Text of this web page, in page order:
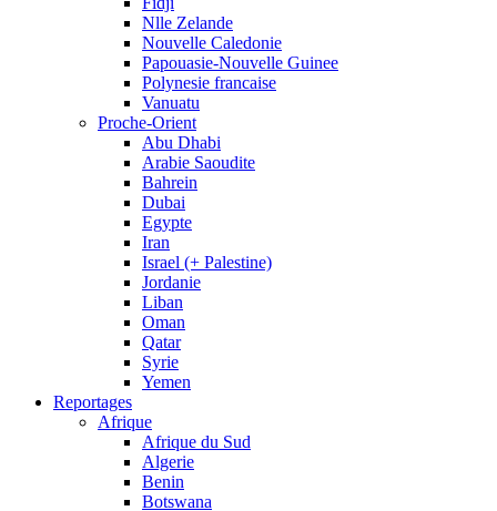
Nlle Zelande
Nouvelle Caledonie
Papouasie-Nouvelle Guinee
Polynesie francaise
Vanuatu
Proche-Orient
Abu Dhabi
Arabie Saoudite
Bahrein
Dubai
Egypte
Iran
Israel (+ Palestine)
Jordanie
Liban
Oman
Qatar
Syrie
Yemen
Reportages
Afrique
Afrique du Sud
Algerie
Benin
Botswana